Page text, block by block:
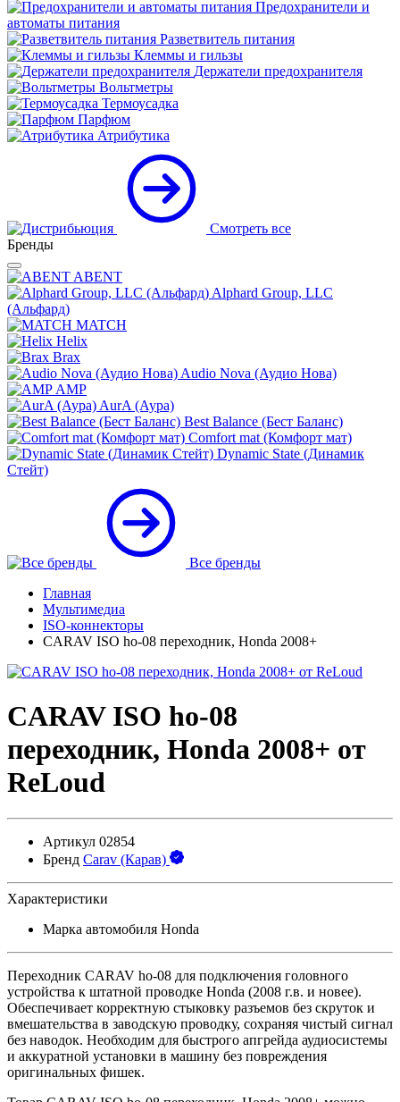
Предохранители и
автоматы питания
Разветвитель питания
Клеммы и гильзы
Держатели предохранителя
Вольтметры
Термоусадка
Парфюм
Атрибутика
Смотреть все
Бренды
ABENT
Alphard Group, LLC
(Альфард)
MATCH
Helix
Brax
Audio Nova (Аудио Нова)
AMP
AurA (Аура)
Best Balance (Бест Баланс)
Comfort mat (Комфорт мат)
Dynamic State (Динамик
Стейт)
Все бренды
Главная
Мультимедиа
ISO-коннекторы
CARAV ISO ho-08 переходник, Honda 2008+
CARAV ISO ho-08
переходник, Honda 2008+ от
ReLoud
Артикул 02854
Бренд Carav (Карав)
Характеристики
Марка автомобиля Honda
Переходник CARAV ho-08 для подключения головного
устройства к штатной проводке Honda (2008 г.в. и новее).
Обеспечивает корректную стыковку разъемов без скруток и
вмешательства в заводскую проводку, сохраняя чистый сигнал
без наводок. Необходим для быстрого апгрейда аудиосистемы
и аккуратной установки в машину без повреждения
оригинальных фишек.